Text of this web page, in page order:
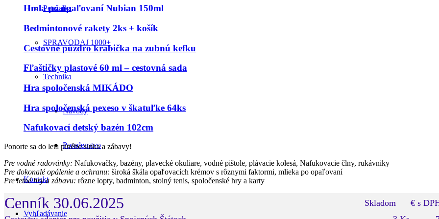
Petržalka
SPRAVODAJ 1000+
Technika
Návody
Poradenstvo
Kontakt
Vyhľadávanie
Hmla po opaľovaní Nubian 150ml
Bedmintonové rakety 2ks + košík
Cestovné púzdro krabička na zubnú kefku
Fľaštičky plastové 60 ml – cestovná sada
Hra spoločenská MIKÁDO
Hra spoločenská pexeso v škatuľke 64ks
Nafukovací detský bazén 102cm
Ponorte sa do leta plného slnka a zábavy!
Pre vodné radovánky: Nafukovačky, bazény, plavecké okuliare, vodné pištole, plávacie kolesá, Nafukovacie člny, rukávniky
Pre dokonalé opálenie a ochranu: široká škála opaľovacích krémov s rôznymi faktormi, mlieka po opaľovaní
Pre letné hry a zábavu: rôzne lopty, badminton, stolný tenis, spoločenské hry a karty
Cenník 30.06.2025 Skladom
€ s